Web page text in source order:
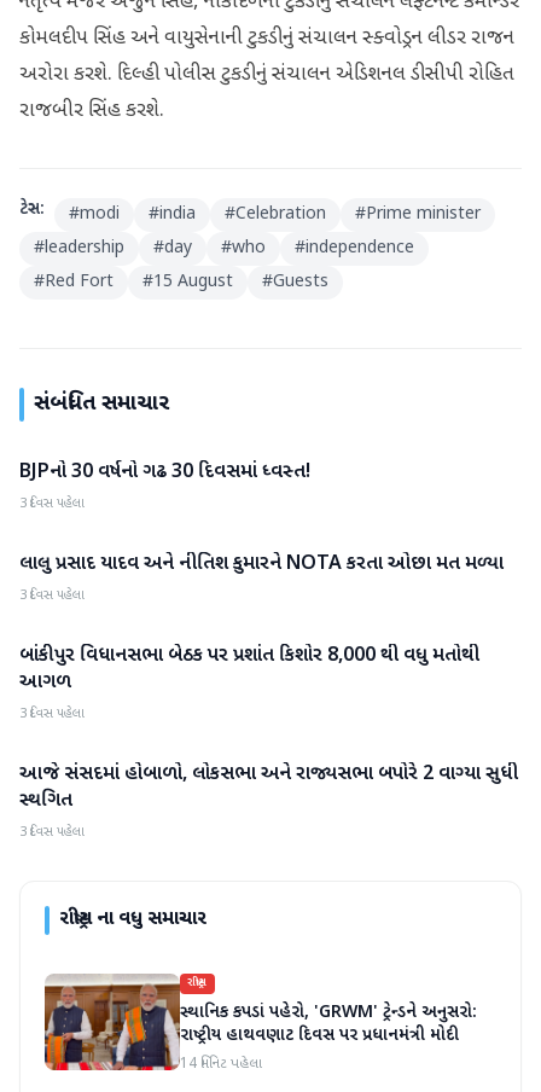
કોમલદીપ સિંહ અને વાયુસેનાની ટુકડીનું સંચાલન સ્ક્વોડ્રન લીડર રાજન
અરોરા કરશે. દિલ્હી પોલીસ ટુકડીનું સંચાલન એડિશનલ ડીસીપી રોહિત
રાજબીર સિંહ કરશે.
ટેગ્સ: #modi #india #Celebration #Prime minister
#leadership #day #who #independence
#Red Fort #15 August #Guests
સંબંધિત સમાચાર
રાષ્ટ્રીય
BJPનો 30 વર્ષનો ગઢ 30 દિવસમાં ધ્વસ્ત!
3 દિવસ પહેલા
રાષ્ટ્રીય
લાલુ પ્રસાદ યાદવ અને નીતિશ કુમારને NOTA કરતા ઓછા મત મળ્યા
3 દિવસ પહેલા
રાષ્ટ્રીય
બાંકીપુર વિધાનસભા બેઠક પર પ્રશાંત કિશોર 8,000 થી વધુ મતોથી
આગળ
3 દિવસ પહેલા
રાષ્ટ્રીય
આજે સંસદમાં હોબાળો, લોકસભા અને રાજ્યસભા બપોરે 2 વાગ્યા સુધી
સ્થગિત
3 દિવસ પહેલા
રાષ્ટ્રીયના વધુ સમાચાર
રાષ્ટ્રીય
સ્થાનિક કપડાં પહેરો, 'GRWM' ટ્રેન્ડને અનુસરો:
રાષ્ટ્રીય હાથવણાટ દિવસ પર પ્રધાનમંત્રી મોદી
14 મિનિટ પહેલા